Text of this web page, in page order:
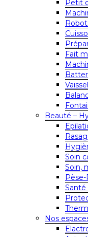
Petit
Fait
Beauté –
Soin
Soin,
Nos